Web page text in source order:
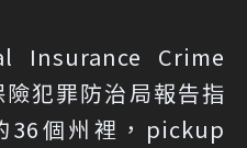
Crime
犯罪防治局報告指
36個州裡，pickup